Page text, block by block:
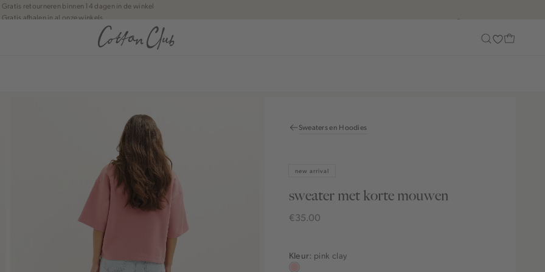
Gratis retourneren binnen 14 dagen in de winkel
Gratis afhalen in al onze winkels
Jouw bestelling wordt binnen 1 tot 5 dagen bezorgd
Betaal zoals jij wilt: o.a. iDEAL | Wero, Riverty, Apple pay & creditcard
Sweaters en Hoodies
new arrival
sweater met korte mouwen
€35.00
Kleur: pink clay